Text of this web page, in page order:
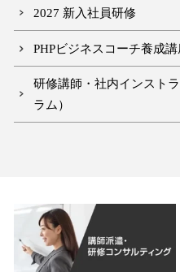
2027 新入社員研修
PHPビジネスコーチ養成
研修講師・社内インスト
ラム）